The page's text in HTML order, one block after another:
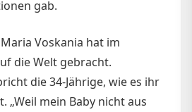
gab.
Voskania hat im
die Welt gebracht.
die 34-Jährige, wie es ihr
„Weil mein Baby nicht aus